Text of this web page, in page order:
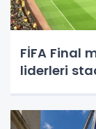
FİFA Final
liderleri